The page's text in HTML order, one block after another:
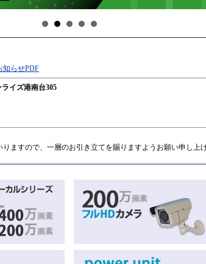
知らせPDF
イズ港南台305
ますので、一層のお引き立てを賜りますようお願い申し上